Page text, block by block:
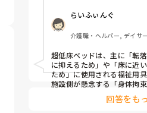
夜勤中は1人の為状況によ
事。
超低床ベッドを使用し本人
ころに行けなくても転倒に
いく事を目的にあげられま
却下した理由は身体拘束に
そうです。
施設としての言い分もわか
提案したのもわかりますが
らいふぃんぐ
介護職・ヘルパー, デイサ
超低床ベッドは、主に「転
に抑えるため」や「床に近
ため」に使用される福祉用
施設側が懸念する「身体拘
番低い位置（床すれすれ）
で立ち上がれなくなり、実
回答をも